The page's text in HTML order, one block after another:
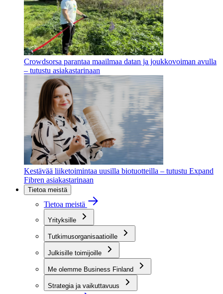
Crowdsorsa parantaa maailmaa datan ja joukkovoiman avulla
– tutustu asiakastarinaan
Kestävää liiketoimintaa uusilla biotuotteilla – tutustu Expand
Fibren asiakastarinaan
Tietoa meistä
Tietoa meistä
Yrityksille
Tutkimusorganisaatioille
Julkisille toimijoille
Me olemme Business Finland
Strategia ja vaikuttavuus